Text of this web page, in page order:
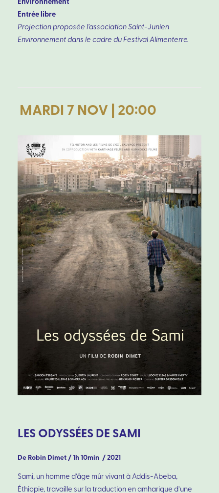
Entrée libre
Projection proposée l’association Saint-Junien
Environnement dans le cadre du Festival Alimenterre.
MARDI 7 NOV | 20:00
LES ODYSSÉES DE SAMI
De Robin Dimet / 1h 10min / 2021
Sami, un homme d’âge mûr vivant à Addis-Abeba,
Éthiopie, travaille sur la traduction en amharique d’une